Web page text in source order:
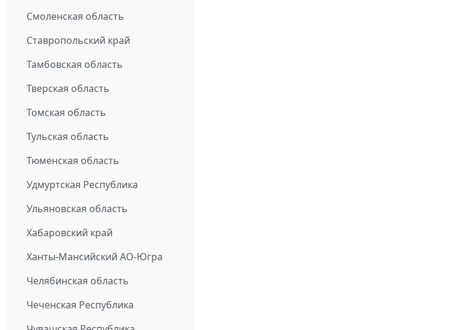
Смоленская область
Ставропольский край
Тамбовская область
Тверская область
Томская область
Тульская область
Тюменская область
Удмуртская Республика
Ульяновская область
Хабаровский край
Ханты-Мансийский АО-Югра
Челябинская область
Чеченская Республика